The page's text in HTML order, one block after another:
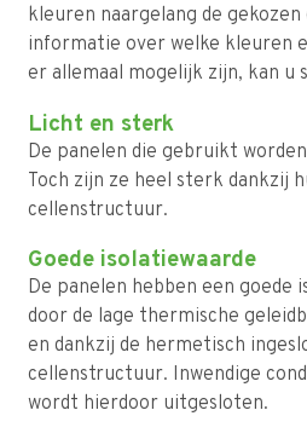
kleuren naargelang de
informatie over welke kleuren
er allemaal mogelijk zijn, kan u
Licht en sterk
De panelen die gebruikt
Toch zijn ze heel sterk dankzij
cellenstructuur.
Goede isolatiewaarde
De panelen hebben een goede
door de lage thermische
en dankzij de hermetisch
cellenstructuur. Inwendige
wordt hierdoor uitgesloten.